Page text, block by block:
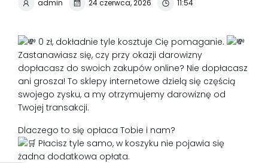
admin 24 czerwca, 2026 11:54
0 zł, dokładnie tyle kosztuje Cię pomaganie.
Zastanawiasz się, czy przy okazji darowizny
dopłacasz do swoich zakupów online? Nie dopłacasz
ani grosza! To sklepy internetowe dzielą się częścią
swojego zysku, a my otrzymujemy darowiznę od
Twojej transakcji.
Dlaczego to się opłaca Tobie i nam?
Płacisz tyle samo, w koszyku nie pojawia się
żadna dodatkowa opłata.